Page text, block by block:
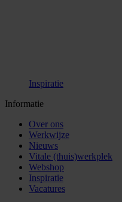
Inspiratie
Informatie
Over ons
Werkwijze
Nieuws
Vitale (thuis)werkplek
Webshop
Inspiratie
Vacatures